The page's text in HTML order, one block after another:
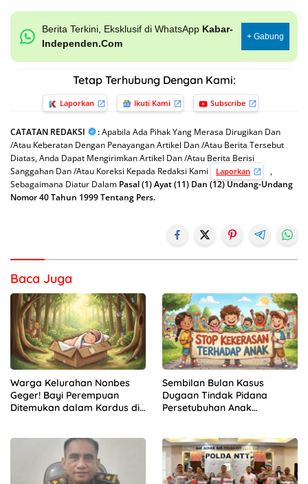
Berita Terkini, Eksklusif di WhatsApp Kabar-
Independen.Com
+ Gabung
Tetap Terhubung Dengan Kami:
Laporkan Ikuti Kami Subscribe
CATATAN REDAKSI :Apabila Ada Pihak Yang Merasa Dirugikan Dan
/Atau Keberatan Dengan Penayangan Artikel Dan /Atau Berita Tersebut
Diatas, Anda Dapat Mengirimkan Artikel Dan /Atau Berita Berisi
Sanggahan Dan /Atau Koreksi Kepada Redaksi Kami
Laporkan
,
Sebagaimana Diatur Dalam Pasal (1) Ayat (11) Dan (12) Undang-Undang
Nomor 40 Tahun 1999 Tentang Pers.
Baca Juga
Warga Kelurahan Nonbes
Geger! Bayi Perempuan
Ditemukan dalam Kardus di
Sembilan Bulan Kasus
Dugaan Tindak Pidana
Persetubuhan Anak